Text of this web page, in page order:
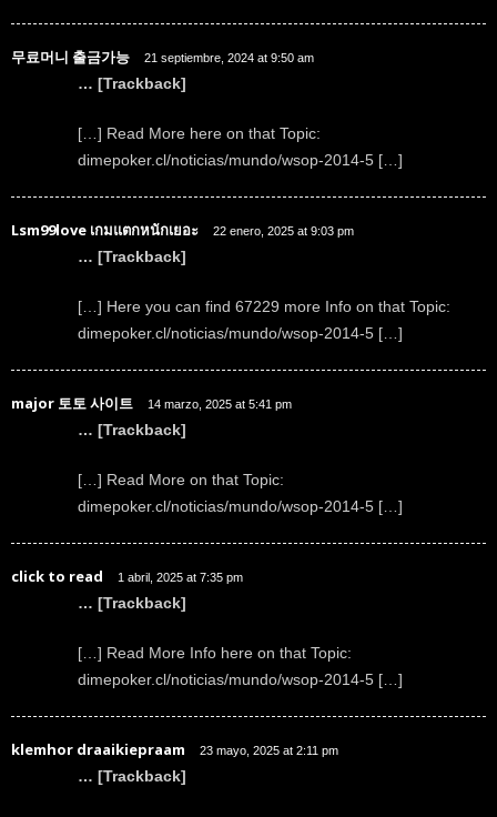
무료머니 출금가능 21 septiembre, 2024 at 9:50 am
… [Trackback]
[…] Read More here on that Topic:
dimepoker.cl/noticias/mundo/wsop-2014-5 […]
Lsm99love เกมแตกหนักเยอะ 22 enero, 2025 at 9:03 pm
… [Trackback]
[…] Here you can find 67229 more Info on that Topic:
dimepoker.cl/noticias/mundo/wsop-2014-5 […]
major 토토 사이트 14 marzo, 2025 at 5:41 pm
… [Trackback]
[…] Read More on that Topic:
dimepoker.cl/noticias/mundo/wsop-2014-5 […]
click to read 1 abril, 2025 at 7:35 pm
… [Trackback]
[…] Read More Info here on that Topic:
dimepoker.cl/noticias/mundo/wsop-2014-5 […]
klemhor draaikiepraam 23 mayo, 2025 at 2:11 pm
… [Trackback]